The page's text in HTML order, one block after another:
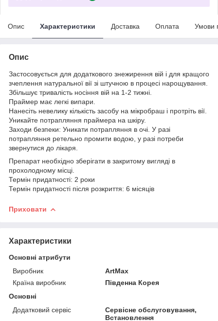
Опис Характеристики Доставка Оплата Умови
Опис
Застосовується для додаткового знежирення вій і для кращого
зчеплення натуральної вії зі штучною в процесі нарощування.
Збільшує тривалість носіння вій на 1-2 тижні.
Праймер має легкі випари.
Нанесіть невелику кількість засобу на мікробраш і протріть вії.
Уникайте потрапляння праймера на шкіру.
Заходи безпеки: Уникати потрапляння в очі. У разі
потрапляння ретельно промити водою, у разі потреби
звернутися до лікаря.
Препарат необхідно зберігати в закритому вигляді в
прохолодному місці.
Термін придатності: 2 роки
Термін придатності після розкриття: 6 місяців
Приховати
Характеристики
Основні атрибути
Виробник
ArtMax
Країна виробник
Південна Корея
Основні
Додатковий сервіс
Сервісне обслуговування,
Встановлення